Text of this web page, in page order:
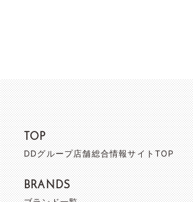
TOP
DDグループ店舗総合情報サイトTOP
BRANDS